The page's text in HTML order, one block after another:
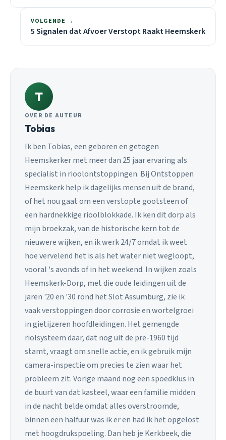
VOLGENDE →
5 Signalen dat Afvoer Verstopt Raakt Heemskerk
T
OVER DE AUTEUR
Tobias
Ik ben Tobias, een geboren en getogen
Heemskerker met meer dan 25 jaar ervaring als
specialist in rioolontstoppingen. Bij Ontstoppen
Heemskerk help ik dagelijks mensen uit de brand,
of het nou gaat om een verstopte gootsteen of
een hardnekkige rioolblokkade. Ik ken dit dorp als
mijn broekzak, van de historische kern tot de
nieuwere wijken, en ik werk 24/7 omdat ik weet
hoe vervelend het is als het water niet wegloopt,
vooral 's avonds of in het weekend. In wijken zoals
Heemskerk-Dorp, met die oude leidingen uit de
jaren '20 en '30 rond het Slot Assumburg, zie ik
vaak verstoppingen door corrosie en wortelgroei
in gietijzeren hoofdleidingen. Het gemengde
riolsysteem daar, dat nog uit de pre-1960 tijd
stamt, vraagt om snelle actie, en ik gebruik mijn
camera-inspectie om precies te zien waar het
probleem zit. Vorige maand nog een spoedklus in
de buurt van dat kasteel, waar een familie midden
in de nacht belde omdat alles overstroomde,
binnen een halfuur was ik er en had ik het opgelost
met hoogdrukspoeling. Dan heb je Kerkbeek, die